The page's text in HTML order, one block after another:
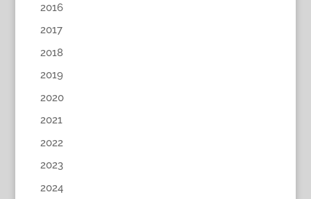
2016
2017
2018
2019
2020
2021
2022
2023
2024